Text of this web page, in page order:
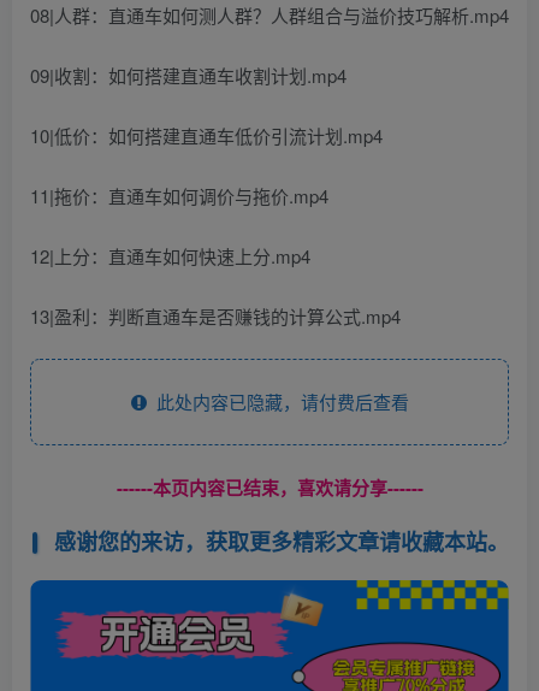
08|人群：直通车如何测人群？人群组合与溢价技巧解析.mp4
09|收割：如何搭建直通车收割计划.mp4
10|低价：如何搭建直通车低价引流计划.mp4
11|拖价：直通车如何调价与拖价.mp4
12|上分：直通车如何快速上分.mp4
13|盈利：判断直通车是否赚钱的计算公式.mp4
此处内容已隐藏，请付费后查看
------本页内容已结束，喜欢请分享------
感谢您的来访，获取更多精彩文章请收藏本站。